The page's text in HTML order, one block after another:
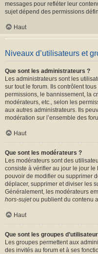
messages pour refléter leur
sujet dépend des permissions
Haut
Niveaux d’utilisateurs et
Que sont les administrateurs ?
Les administrateurs sont les
sur tout le forum. Ils contrôlent
permissions, le bannissement, la
modérateurs, etc., selon les
aux autres administrateurs. Ils
modération sur l’ensemble des
Haut
Que sont les modérateurs ?
Les modérateurs sont des
consiste à vérifier au jour le jour le
pouvoir de modifier ou supprimer
déplacer, supprimer et diviser les
Généralement, les modérateurs
hors-sujetou publient du contenu
Haut
Que sont les groupes
Les groupes permettent aux
des invités au forum et à ses